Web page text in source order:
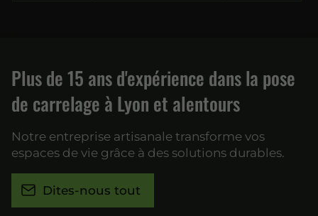
Plus de 15 ans d'expérience dans la pose
de carrelage à Lyon et alentours
Notre entreprise artisanale transforme vos
espaces de vie grâce à des solutions durables.
Dites-nous tout